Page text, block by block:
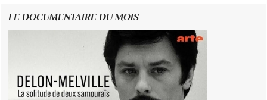
LE DOCUMENTAIRE DU MOIS